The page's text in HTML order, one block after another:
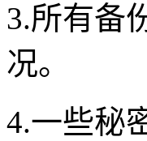
3.所有备
况。
4.一些秘